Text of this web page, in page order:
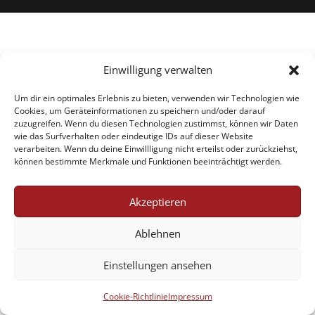
Einwilligung verwalten
Um dir ein optimales Erlebnis zu bieten, verwenden wir Technologien wie
Cookies, um Geräteinformationen zu speichern und/oder darauf
zuzugreifen. Wenn du diesen Technologien zustimmst, können wir Daten
wie das Surfverhalten oder eindeutige IDs auf dieser Website
verarbeiten. Wenn du deine Einwillligung nicht erteilst oder zurückziehst,
können bestimmte Merkmale und Funktionen beeinträchtigt werden.
Akzeptieren
Ablehnen
Einstellungen ansehen
Cookie-RichtlinieImpressum